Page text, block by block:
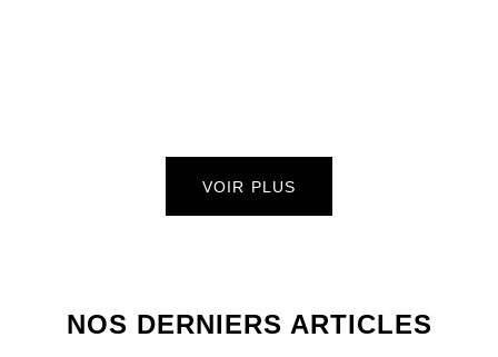
VOIR PLUS
NOS DERNIERS ARTICLES